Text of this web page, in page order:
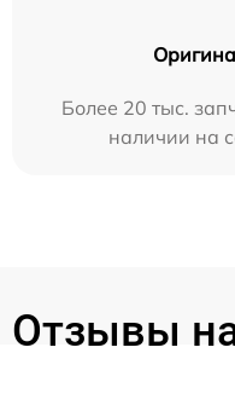
Более 20 тыс.
наличии на
Отзывы